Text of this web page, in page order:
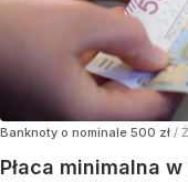
Banknoty o nominale 500 zł /
Płaca minimalna